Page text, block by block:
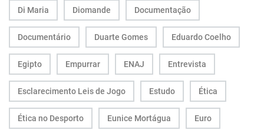
Di Maria Diomande Documentação
Documentário Duarte Gomes Eduardo Coelho
Egipto Empurrar ENAJ Entrevista
Esclarecimento Leis de Jogo Estudo Ética
Ética no Desporto Eunice Mortágua Euro